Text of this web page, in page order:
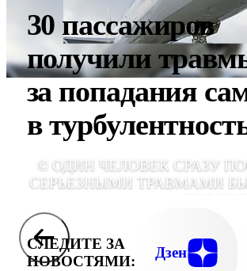
30 пассажиров
получили
за попадания
в
© ОДИН ЧЕЛОВЕК СРАЗУ
СЕРЬЕЗНЫМИ ТРАВМАМИ
СЛЕДИТЕ ЗА
НОВОСТЯМИ:
Дзен